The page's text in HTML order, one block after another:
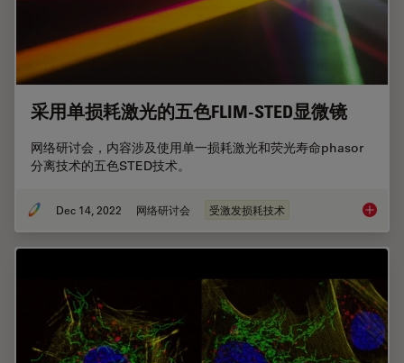
采用单损耗激光的五色FLIM-STED显微镜
网络研讨会，内容涉及使用单一损耗激光和荧光寿命phasor
分离技术的五色STED技术。
Dec 14, 2022 网络研讨会 受激发损耗技术 采用单